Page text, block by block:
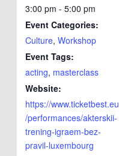
3:00 pm - 5:00 pm
Event Categories:
Culture,Workshop
Event Tags:
acting, masterclass
Website:
https://www.ticketbest.eu
/performances/akterskii-
trening-igraem-bez-
pravil-luxembourg